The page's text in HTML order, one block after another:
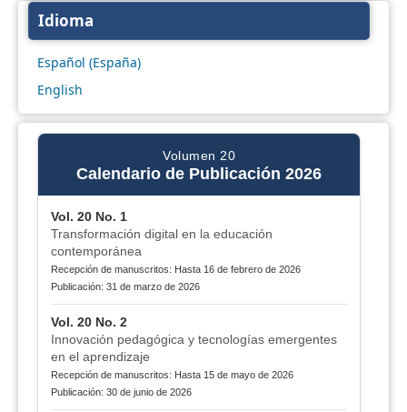
Idioma
Español (España)
English
Volumen 20
Calendario de Publicación 2026
Vol. 20 No. 1
Transformación digital en la educación
contemporánea
Recepción de manuscritos: Hasta 16 de febrero de 2026
Publicación: 31 de marzo de 2026
Vol. 20 No. 2
Innovación pedagógica y tecnologías emergentes
en el aprendizaje
Recepción de manuscritos: Hasta 15 de mayo de 2026
Publicación: 30 de junio de 2026